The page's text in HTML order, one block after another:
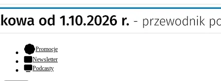
Promocje- otwiera się w nowej karcie
Newsletter
Podcasty